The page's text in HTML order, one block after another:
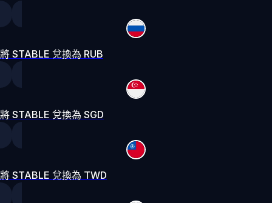
將 STABLE 兌換為 RUB
將 STABLE 兌換為 SGD
將 STABLE 兌換為 TWD